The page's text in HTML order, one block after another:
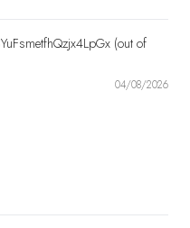
04/08/2026